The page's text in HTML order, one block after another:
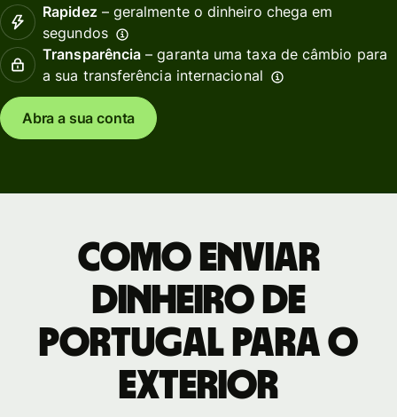
Rapidez – geralmente o dinheiro chega em
segundos
Transparência – garanta uma taxa de câmbio para
a sua transferência internacional
Abra a sua conta
Como enviar
dinheiro de
Portugal para o
exterior